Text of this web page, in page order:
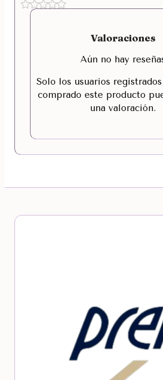
Valoraciones
Aún no hay
Solo los usuarios
comprado este producto
una valoración.